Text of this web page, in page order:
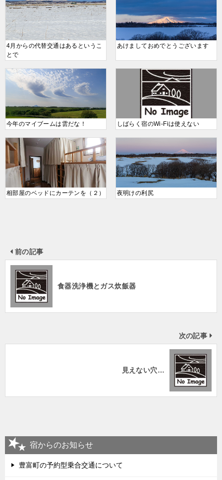
4月からの代替交通はあるというこ
とで
あけましておめでとうございます
今年のマイブームは雲だな！ しばらく宿のWi-Fiは使えない
相部屋のベッドにカーテンを（２） 夜明けの利尻
前の記事
食器洗浄機とガス炊飯器
次の記事
見えない穴…
宿からのお知らせ
豊富町の予約型乗合交通について